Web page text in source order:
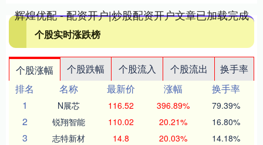
辉煌优配 - 配资开户|炒股配资开户文章已加载完成
个股实时涨跌榜
个股涨幅 个股跌幅 个股流入 个股流出
换手率
排名
名称 最新价 涨幅
换手率
1
N展芯 116.52 396.89% 79.39%
2 锐翔智能 110.02 20.21% 16.80%
3 志特新材 14.8 20.03% 14.18%